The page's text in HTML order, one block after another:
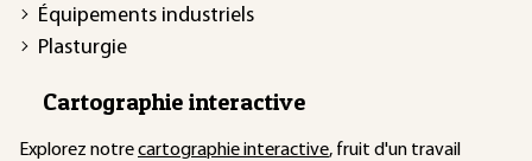
Équipements industriels
Plasturgie
Cartographie interactive
Explorez notrecartographie interactive, fruit d'un travail